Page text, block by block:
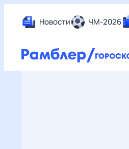
Новости ЧМ-2026